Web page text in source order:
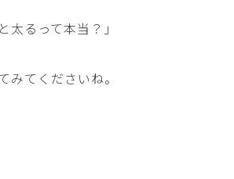
太るって本当？ 」
みてくださいね。